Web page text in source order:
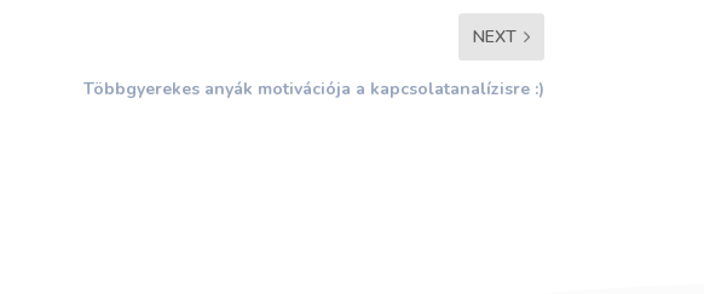
NEXT
Többgyerekes anyák motivációja a kapcsolatanalízisre :)